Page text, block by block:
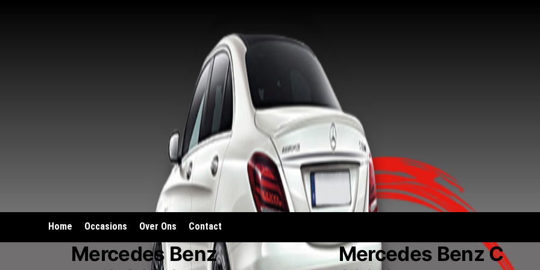
Home Occasions Over Ons Contact
Mercedes Benz
Mercedes Benz C